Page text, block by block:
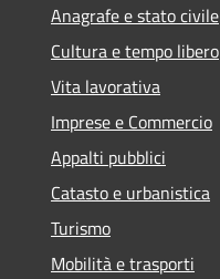
Anagrafe e stato civile
Cultura e tempo libero
Vita lavorativa
Imprese e Commercio
Appalti pubblici
Catasto e urbanistica
Turismo
Mobilità e trasporti